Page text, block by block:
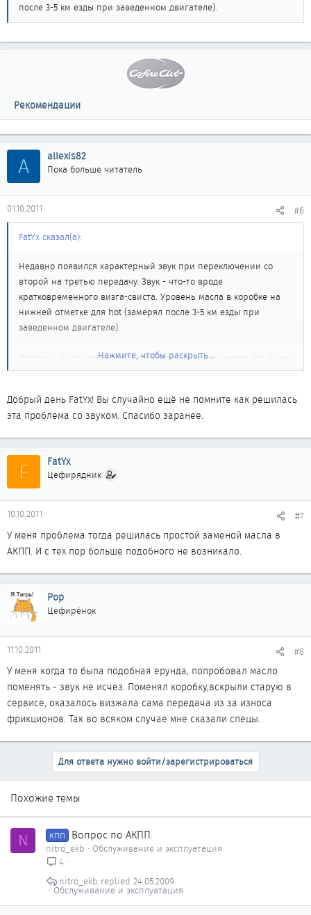
после 3-5 км езды при заведенном двигателе).
Рекомендации
A allexis82
Пока больше читатель
01.10.2011 #6
FatYx сказал(а):
Недавно появился характерный звук при переключении со
второй на третью передачу. Звук - что-то вроде
кратковременного визга-свиста. Уровень масла в коробке на
нижней отметке для hot (замерял после 3-5 км езды при
заведенном двигателе).
Вопрос к многоуважаемой конференции заключается вот в чем
- стоит ли мне попробовать просто заменить масло в АКПП и
чтобы разбирали и смотрели?
Заранее премного благодарен.
Нажмите, чтобы раскрыть...
Добрый день FatYx! Вы случайно ещё не помните как решилась
эта проблема со звуком. Спасибо заранее.
F FatYx
Цефирядник
10.10.2011 #7
У меня проблема тогда решилась простой заменой масла в
АКПП. И с тех пор больше подобного не возникало.
Pop
Цефирёнок
11.10.2011 #8
У меня когда то была подобная ерунда, попробовал масло
поменять - звук не исчез. Поменял коробку,вскрыли старую в
сервисе, оказалось визжала сама передача из за износа
фрикционов. Так во всяком случае мне сказали спецы.
Для ответа нужно войти/зарегистрироваться
Похожие темы
N КПП Вопрос по АКПП.
nitro_ekb
Обслуживание и эксплуатация
4
Обслуживание и эксплуатация
24.05.2009
nitro_ekb